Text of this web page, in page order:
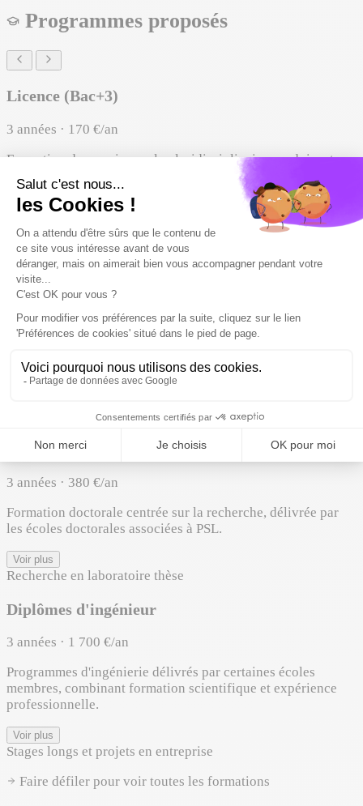
Programmes proposés
Licence (Bac+3)
3 années · 170 €/an
Formation de premier cycle pluridisciplinaire conduisant au
grade de licence, articulée avec les composantes du réseau
PSL.
Stages possibles en entreprise ou laboratoire
Master (Bac+5)
2 années · 243 €/an
Cycle approfondi orienté recherche ou professionnalisation,
écoles membres.
mémoire ou projet professionnel selon la mention
Doctorat (PhD)
3 années · 380 €/an
Formation doctorale centrée sur la recherche, délivrée par
les écoles doctorales associées à PSL.
Voir plus
Recherche en laboratoire thèse
Diplômes d'ingénieur
3 années · 1 700 €/an
Programmes d'ingénierie délivrés par certaines écoles
membres, combinant formation scientifique et expérience
professionnelle.
Voir plus
Stages longs et projets en entreprise
Faire défiler pour voir toutes les formations